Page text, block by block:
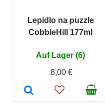
Lepidlo na puzzle
CobbleHill 177ml
Auf Lager (6)
8,00 €